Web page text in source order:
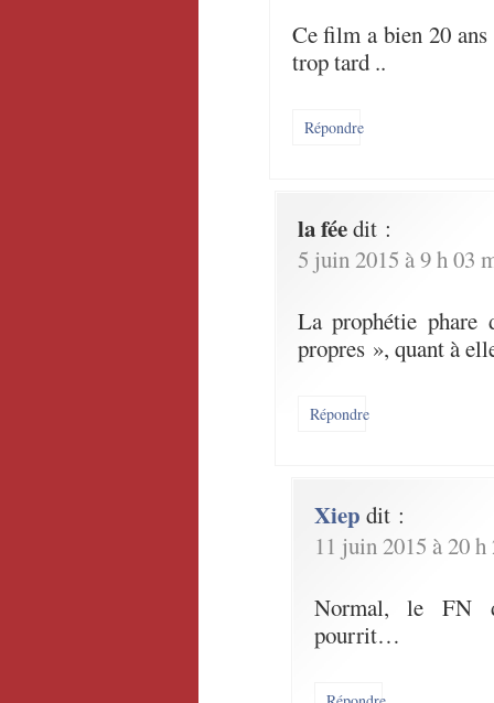
Ce film a bien 20
trop tard ..
Répondre
la féedit :
5 juin 2015 à 9 h 03
La prophétie
propres », quant à
Répondre
Xiep dit :
11 juin 2015 à 20
Normal, le FN
pourrit…